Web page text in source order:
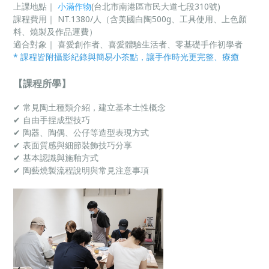
上課地點｜小滿作物(台北市南港區市民大道七段310號)
課程費用｜ NT.1380/人（含美國白陶500g、工具使用、上色顏
料、燒製及作品運費）
適合對象｜ 喜愛創作者、喜愛體驗生活者、零基礎手作初學者
* 課程皆附攝影紀錄與簡易小茶點，讓手作時光更完整、療癒
【課程所學】
✔ 常見陶土種類介紹，建立基本土性概念
✔ 自由手捏成型技巧
✔ 陶器、陶偶、公仔等造型表現方式
✔ 表面質感與細節裝飾技巧分享
✔ 基本認識與施釉方式
✔ 陶藝燒製流程說明與常見注意事項